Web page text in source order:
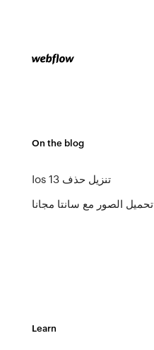
On the blog
Ios 13 تنزيل حذف
تحميل الصور مع سانتا مجانا
Learn